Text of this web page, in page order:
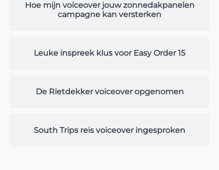
Hoe mijn voiceover jouw zonnedakpanelen
campagne kan versterken
Leuke inspreek klus voor Easy Order 15
De Rietdekker voiceover opgenomen
South Trips reis voiceover ingesproken